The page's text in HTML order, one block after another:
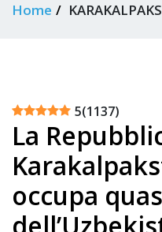
Home
5(1137)
La
occupa